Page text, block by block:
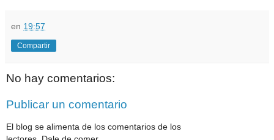
en 19:57
Compartir
No hay comentarios:
Publicar un comentario
El blog se alimenta de los comentarios de los